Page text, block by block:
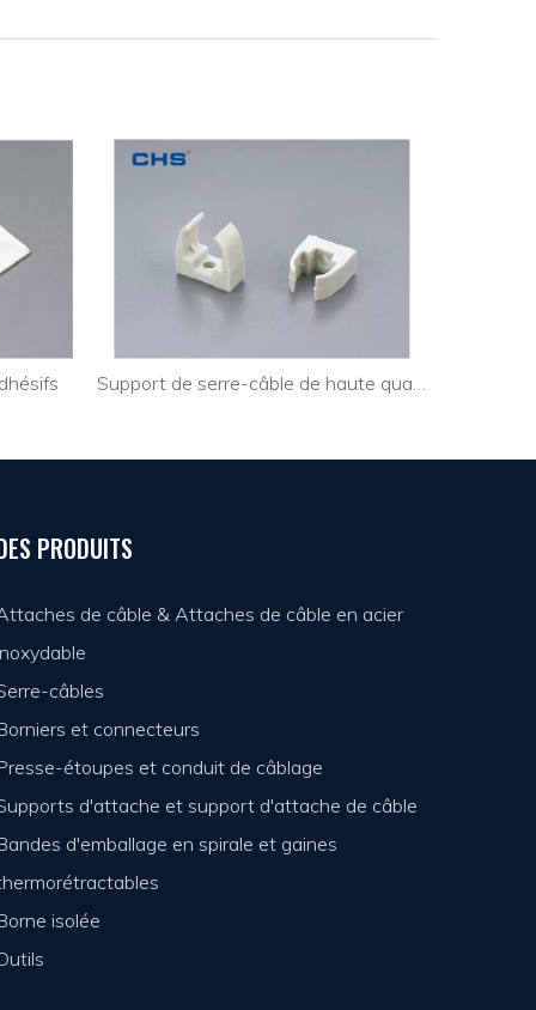
Support de serre-câble de haute qualité à montage par vis fil électrique SCP-20
PRODUITS
de câble & Attaches de câble en acier
câbles
et connecteurs
étoupes et conduit de câblage
d'attache et support d'attache de câble
d'emballage en spirale et gaines
isolée